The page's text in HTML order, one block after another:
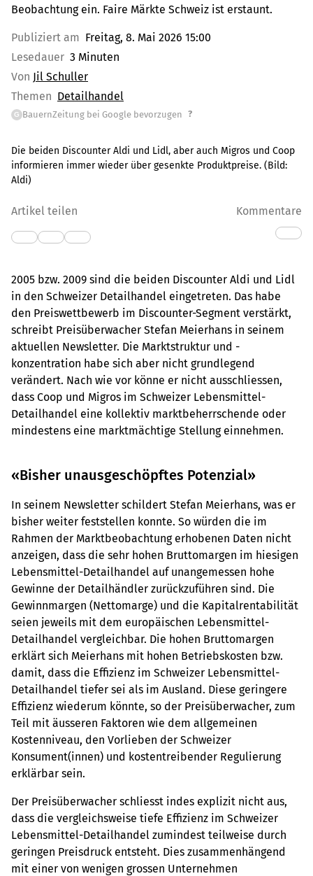
Beobachtung ein. Faire Märkte Schweiz ist erstaunt.
Publiziert am Freitag, 8. Mai 2026 15:00
Lesedauer 3 Minuten
Von Jil Schuller
Themen Detailhandel
G BauernZeitung bei Google bevorzugen ?
Die beiden Discounter Aldi und Lidl, aber auch Migros und Coop
informieren immer wieder über gesenkte Produktpreise. (Bild:
Aldi)
Artikel teilen Kommentare
2005 bzw. 2009 sind die beiden Discounter Aldi und Lidl
in den Schweizer Detailhandel eingetreten. Das habe
den Preiswettbewerb im Discounter-Segment verstärkt,
schreibt Preisüberwacher Stefan Meierhans in seinem
aktuellen Newsletter. Die Marktstruktur und -
konzentration habe sich aber nicht grundlegend
verändert. Nach wie vor könne er nicht ausschliessen,
dass Coop und Migros im Schweizer Lebensmittel-
Detailhandel eine kollektiv marktbeherrschende oder
mindestens eine marktmächtige Stellung einnehmen.
«Bisher unausgeschöpftes Potenzial»
In seinem Newsletter schildert Stefan Meierhans, was er
bisher weiter feststellen konnte. So würden die im
Rahmen der Marktbeobachtung erhobenen Daten nicht
anzeigen, dass die sehr hohen Bruttomargen im hiesigen
Lebensmittel-Detailhandel auf unangemessen hohe
Gewinne der Detailhändler zurückzuführen sind. Die
Gewinnmargen (Nettomarge) und die Kapitalrentabilität
seien jeweils mit dem europäischen Lebensmittel-
Detailhandel vergleichbar. Die hohen Bruttomargen
erklärt sich Meierhans mit hohen Betriebskosten bzw.
damit, dass die Effizienz im Schweizer Lebensmittel-
Detailhandel tiefer sei als im Ausland. Diese geringere
Effizienz wiederum könnte, so der Preisüberwacher, zum
Teil mit äusseren Faktoren wie dem allgemeinen
Kostenniveau, den Vorlieben der Schweizer
Konsument(innen) und kostentreibender Regulierung
erklärbar sein.
Der Preisüberwacher schliesst indes explizit nicht aus,
dass die vergleichsweise tiefe Effizienz im Schweizer
Lebensmittel-Detailhandel zumindest teilweise durch
geringen Preisdruck entsteht. Dies zusammenhängend
mit einer von wenigen grossen Unternehmen